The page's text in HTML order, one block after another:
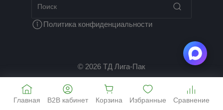
Политика конфиденциальности
© 2026 ТД Лига-Пак
Главная B2B кабинет Корзина Избранные Сравнение